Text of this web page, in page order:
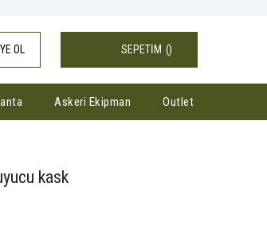
OL SEPETİM ()
Askeri Ekipman Outlet
kask